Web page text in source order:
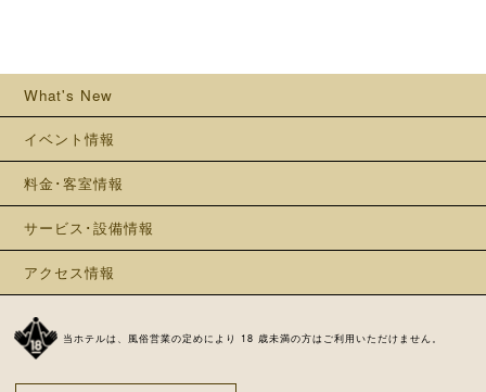
What's New
イベント情報
料金･客室情報
サービス･設備情報
アクセス情報
当ホテルは、風俗営業の定めにより 18 歳未満の方はご利用いただけません。